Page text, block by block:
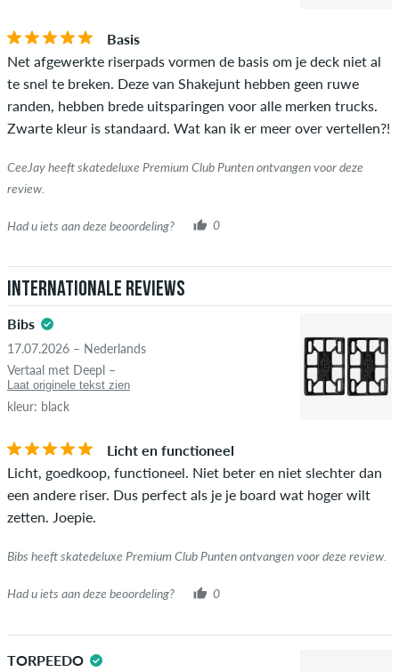
daadwerkelijk heeft gekocht, kun je dit zien aan het groene
vinkje naast de naam met de woorden "geverifieerde
aankoop". Voor deze mensen werd de aankoop geverifieerd op
basis van hun bestellingen. Voor beoordelingen zonder een
groen vinkje kunnen we niet garanderen dat de persoon het
Basis
Net afgewerkte riserpads vormen de basis om je deck niet al
te snel te breken. Deze van Shakejunt hebben geen ruwe
randen, hebben brede uitsparingen voor alle merken trucks.
Zwarte kleur is standaard. Wat kan ik er meer over vertellen?!
CeeJay heeft skatedeluxe Premium Club Punten ontvangen voor deze
review.
Had u iets aan deze beoordeling? 0
Internationale reviews
Bibs
17.07.2026 – Nederlands
Vertaal met Deepl –
Laat originele tekst zien
kleur: black
Licht en functioneel
Licht, goedkoop, functioneel. Niet beter en niet slechter dan
een andere riser. Dus perfect als je je board wat hoger wilt
zetten. Joepie.
Bibs heeft skatedeluxe Premium Club Punten ontvangen voor deze review.
Had u iets aan deze beoordeling? 0
TORPEEDO